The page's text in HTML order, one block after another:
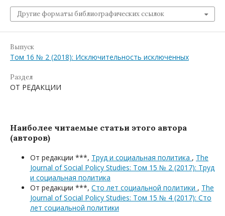
Другие форматы библиографических ссылок
Выпуск
Том 16 № 2 (2018): Исключительность исключенных
Раздел
ОТ РЕДАКЦИИ
Наиболее читаемые статьи этого автора
(авторов)
От редакции ***, Труд и социальная политика , The
Journal of Social Policy Studies: Том 15 № 2 (2017): Труд
и социальная политика
От редакции ***, Сто лет социальной политики , The
Journal of Social Policy Studies: Том 15 № 4 (2017): Сто
лет социальной политики